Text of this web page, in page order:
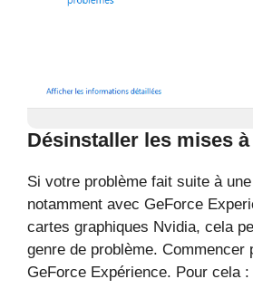
Désinstaller les mises
Si votre problème fait suite à
notamment avec GeForce
cartes graphiques Nvidia, cela
genre de problème. Commencer
GeForce Expérience. Pour cela :